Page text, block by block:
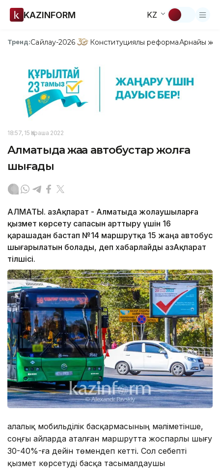
KAZINFORM KZ
Тренд:Сайлау-2026 Конституциялық реформаАрнайы
18:57, 15 Қараша 2022
Алматыда жаңа автобустар жолға
шығады
АЛМАТЫ. ҚазАқпарат - Алматыда жолаушыларға
қызмет көрсету сапасын арттыру үшін 16
қарашадан бастап №14 маршрутқа 15 жаңа автобус
шығарылатын болады, деп хабарлайды ҚазАқпарат
тілшісі.
Қалалық мобильділік басқармасының мәліметінше,
соңғы айларда аталған маршрутта жоспарлы шығу
30-40%-ға дейін төмендеп кетті. Сол себепті
қызмет көрсетуді басқа тасымалдаушы